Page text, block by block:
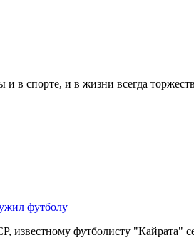
и в спорте, и в жизни всегда
футболу
футболисту "Кайрата"